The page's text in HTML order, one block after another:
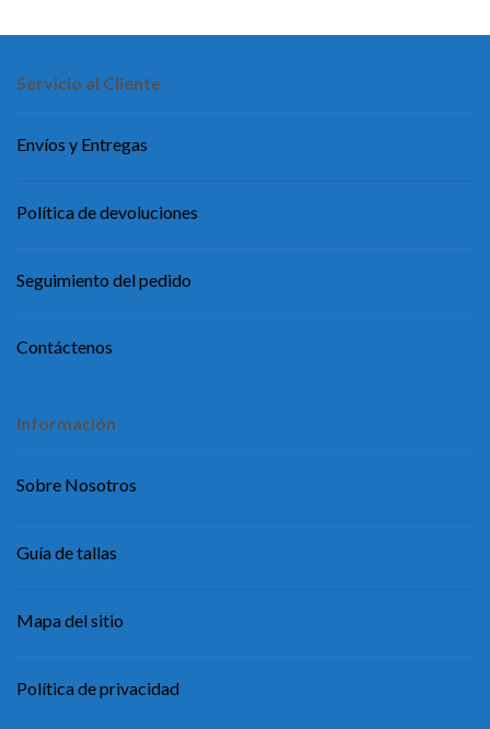
Servicio al Cliente
Envíos y Entregas
Política de devoluciones
Seguimiento del pedido
Contáctenos
Información
Sobre Nosotros
Guía de tallas
Mapa del sitio
Política de privacidad